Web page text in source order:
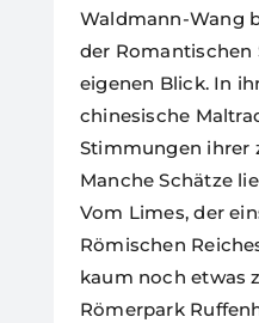
Waldmann-Wang
der Romantischen
eigenen Blick. In
chinesische
Stimmungen ihrer
Manche Schätze
Vom Limes, der
Römischen
kaum noch etwas
Römerpark